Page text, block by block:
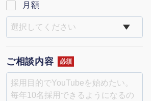
月額
ご相談内容 必須